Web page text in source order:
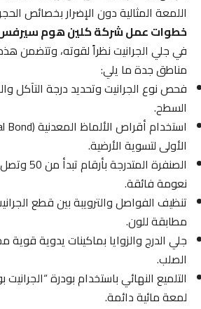
اللمعة المثالية دون الإضرار بخصائص الحجر
خطوات عمل شركة كلين هوم سيرفس
في جلي الجرانيت نظراً لقوته، وتتضمن
مناطق جدة ما يلي:
فحص نوع الجرانيت وتحديد درجة التآكل
السطح.
الأولى لتسوية الأرضية.
نعومة فائقة.
تنظيف الفواصل والترويبة بين قطع الجرانيت
مطابقة للون.
جلي الدرج والزوايا بماكينات يدوية قوية
الصلب.
التلميع النهائي باستخدام بودرة “الجرانيت
لمعة مائية دائمة.